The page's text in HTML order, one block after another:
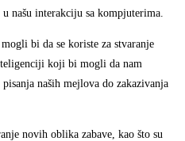
našu interakciju sa kompjuterima.
bi da se koriste za stvaranje
koji bi mogli da nam
naših mejlova do zakazivanja
novih oblika zabave, kao što su